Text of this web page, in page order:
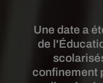
Une date a
de
confinement